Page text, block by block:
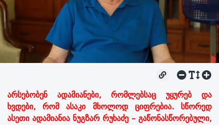
არსებობენ ადამიანები, რომლებსაც უყურებ და
ხვდები, რომ ასაკი მხოლოდ ციფრებია. სწორედ
ასეთი ადამიანია ნუგზარ რუხაძე – გაწონასწორებული,